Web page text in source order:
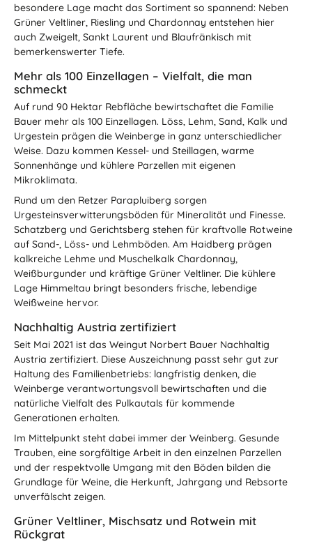
besondere Lage macht das Sortiment so spannend: Neben
Grüner Veltliner, Riesling und Chardonnay entstehen hier
auch Zweigelt, Sankt Laurent und Blaufränkisch mit
bemerkenswerter Tiefe.
Mehr als 100 Einzellagen – Vielfalt, die man
schmeckt
Auf rund 90 Hektar Rebfläche bewirtschaftet die Familie
Bauer mehr als 100 Einzellagen. Löss, Lehm, Sand, Kalk und
Urgestein prägen die Weinberge in ganz unterschiedlicher
Weise. Dazu kommen Kessel- und Steillagen, warme
Sonnenhänge und kühlere Parzellen mit eigenen
Mikroklimata.
Rund um den Retzer Parapluiberg sorgen
Urgesteinsverwitterungsböden für Mineralität und Finesse.
Schatzberg und Gerichtsberg stehen für kraftvolle Rotweine
auf Sand-, Löss- und Lehmböden. Am Haidberg prägen
kalkreiche Lehme und Muschelkalk Chardonnay,
Weißburgunder und kräftige Grüner Veltliner. Die kühlere
Lage Himmeltau bringt besonders frische, lebendige
Weißweine hervor.
Nachhaltig Austria zertifiziert
Seit Mai 2021 ist das Weingut Norbert Bauer Nachhaltig
Austria zertifiziert. Diese Auszeichnung passt sehr gut zur
Haltung des Familienbetriebs: langfristig denken, die
Weinberge verantwortungsvoll bewirtschaften und die
natürliche Vielfalt des Pulkautals für kommende
Generationen erhalten.
Im Mittelpunkt steht dabei immer der Weinberg. Gesunde
Trauben, eine sorgfältige Arbeit in den einzelnen Parzellen
und der respektvolle Umgang mit den Böden bilden die
Grundlage für Weine, die Herkunft, Jahrgang und Rebsorte
unverfälscht zeigen.
Grüner Veltliner, Mischsatz und Rotwein mit
Rückgrat